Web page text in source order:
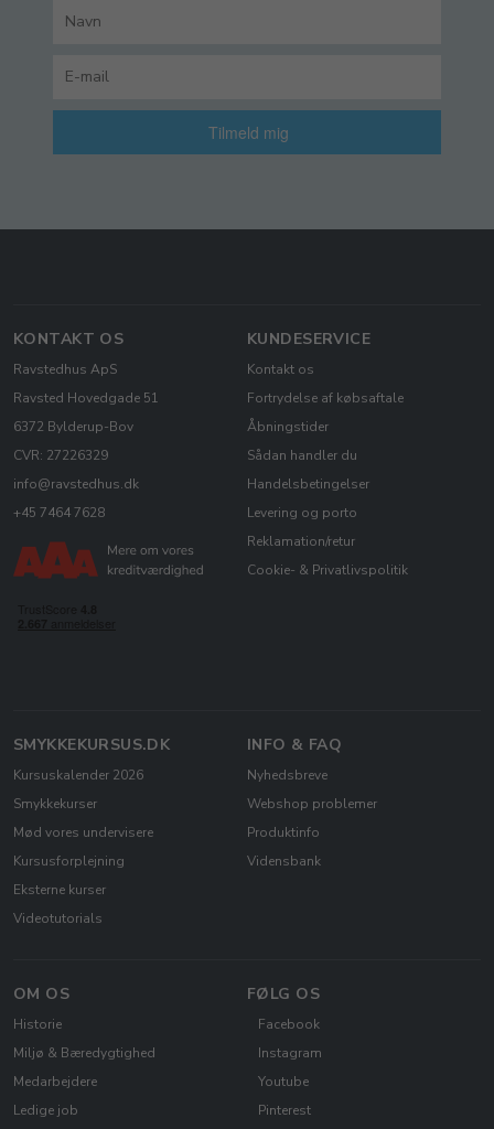
Tilmeld mig
KONTAKT OS
Ravstedhus ApS
Ravsted Hovedgade 51
6372 Bylderup-Bov
CVR: 27226329
info@ravstedhus.dk
+45 7464 7628
KUNDESERVICE
Kontakt os
Fortrydelse af købsaftale
Åbningstider
Sådan handler du
Handelsbetingelser
Levering og porto
Reklamation/retur
Cookie- & Privatlivspolitik
SMYKKEKURSUS.DK
Kursuskalender 2026
Smykkekurser
Mød vores undervisere
Kursusforplejning
Eksterne kurser
Videotutorials
INFO & FAQ
Nyhedsbreve
Webshop problemer
Produktinfo
Vidensbank
OM OS
Historie
Miljø & Bæredygtighed
Medarbejdere
Ledige job
FØLG OS
Facebook
Instagram
Youtube
Pinterest